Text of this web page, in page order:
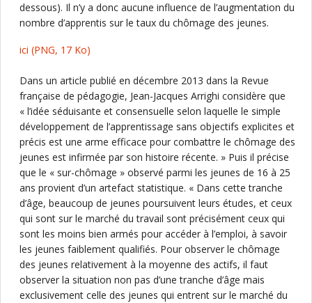
dessous). Il n’y a donc aucune influence de l’augmentation du
nombre d’apprentis sur le taux du chômage des jeunes.
ici (PNG, 17 Ko)
Dans un article publié en décembre 2013 dans la Revue
française de pédagogie, Jean-Jacques Arrighi considère que
« l’idée séduisante et consensuelle selon laquelle le simple
développement de l’apprentissage sans objectifs explicites et
précis est une arme efficace pour combattre le chômage des
jeunes est infirmée par son histoire récente. » Puis il précise
que le « sur-chômage » observé parmi les jeunes de 16 à 25
ans provient d’un artefact statistique. « Dans cette tranche
d’âge, beaucoup de jeunes poursuivent leurs études, et ceux
qui sont sur le marché du travail sont précisément ceux qui
sont les moins bien armés pour accéder à l’emploi, à savoir
les jeunes faiblement qualifiés. Pour observer le chômage
des jeunes relativement à la moyenne des actifs, il faut
observer la situation non pas d’une tranche d’âge mais
exclusivement celle des jeunes qui entrent sur le marché du